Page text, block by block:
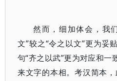
然而，细加体会，我
文”较之“令之以文”更为妥
句“齐之以武”更为对应和一
来文字的本相。考汉简本